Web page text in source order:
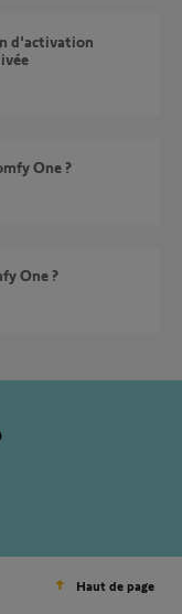
One ?
One ?
Haut de page